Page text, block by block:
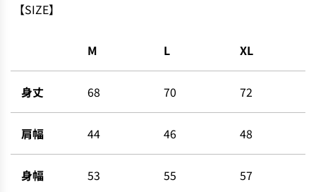
【SIZE】
M L XL
身丈 68 70 72
肩幅 44 46 48
身幅 53 55 57